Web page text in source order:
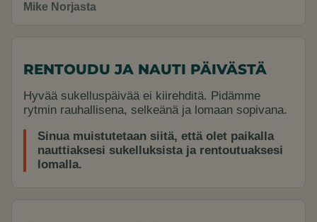
Mike Norjasta
RENTOUDU JA NAUTI PÄIVÄSTÄ
Hyvää sukelluspäivää ei kiirehditä. Pidämme
rytmin rauhallisena, selkeänä ja lomaan sopivana.
Sinua muistutetaan siitä, että olet paikalla
nauttiaksesi sukelluksista ja rentoutuaksesi
lomalla.